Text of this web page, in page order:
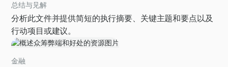
成本。在该地区找到我的竞争对手，并在计划中包括我能
如何最好地与他们竞争。使网站更具现代感，与主题相
关，使用和部署时既有趣又具有互动性，并给我提供与同
总结与见解
分析此文件并提供简短的执行摘要、关键主题和要点以及
行动项目或建议。
金融